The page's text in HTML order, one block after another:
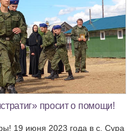
просит о помощи!
19 июня 2023 года в с. Сура